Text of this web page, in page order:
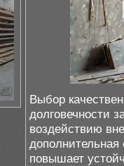
Выбор
долговечности
воздействию
дополнительная
повышает